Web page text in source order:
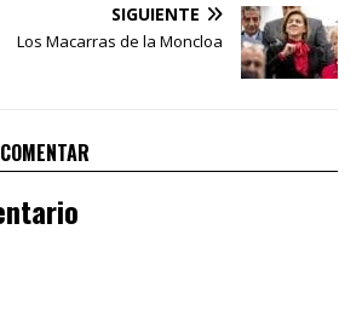
SIGUIENTE
Los Macarras de la Moncloa